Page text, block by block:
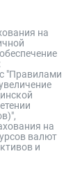
на
"Правилами
на
валют
и